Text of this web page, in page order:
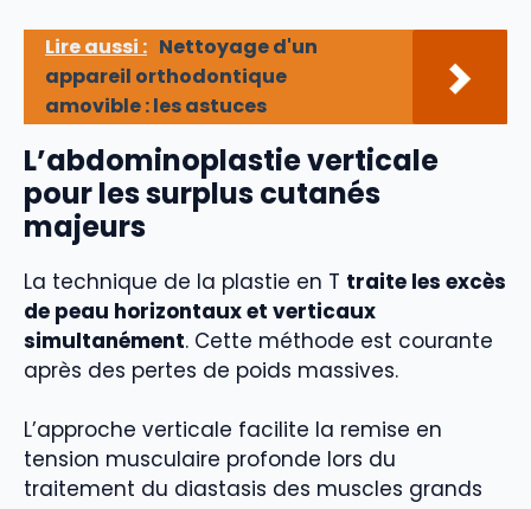
Lire aussi : Nettoyage d'un
appareil orthodontique
amovible : les astuces
L’abdominoplastie verticale
pour les surplus cutanés
majeurs
La technique de la plastie en T traite les excès
de peau horizontaux et verticaux
simultanément. Cette méthode est courante
après des pertes de poids massives.
L’approche verticale facilite la remise en
tension musculaire profonde lors du
traitement du diastasis des muscles grands